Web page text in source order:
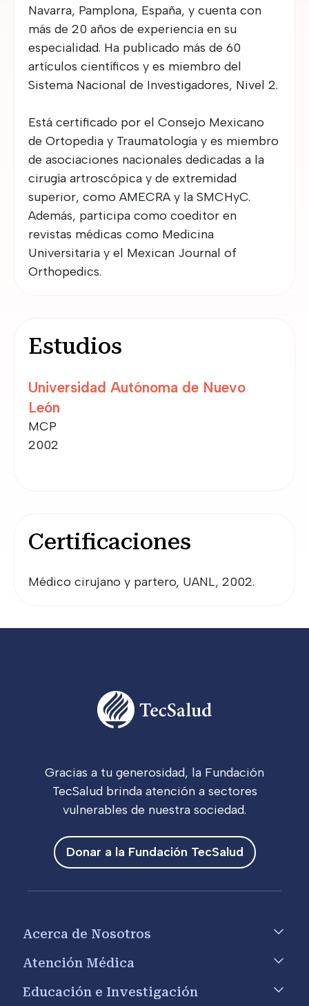
Navarra, Pamplona, España, y cuenta con
más de 20 años de experiencia en su
especialidad. Ha publicado más de 60
artículos científicos y es miembro del
Sistema Nacional de Investigadores, Nivel 2.
Está certificado por el Consejo Mexicano
de Ortopedia y Traumatología y es miembro
de asociaciones nacionales dedicadas a la
cirugía artroscópica y de extremidad
superior, como AMECRA y la SMCHyC.
Además, participa como coeditor en
revistas médicas como Medicina
Universitaria y el Mexican Journal of
Orthopedics.
Estudios
Universidad Autónoma de Nuevo
León
MCP
2002
Certificaciones
Médico cirujano y partero, UANL, 2002.
Gracias a tu generosidad, la Fundación
TecSalud brinda atención a sectores
vulnerables de nuestra sociedad.
Donar a la Fundación TecSalud
Acerca de Nosotros
Atención Médica
Educación e Investigación